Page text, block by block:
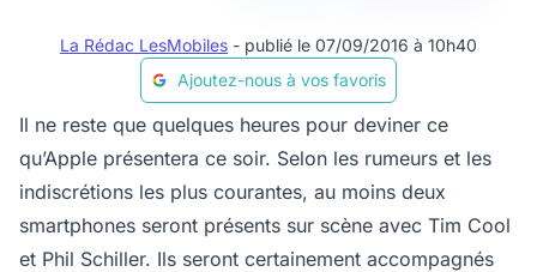
La Rédac LesMobiles - publié le 07/09/2016 à 10h40
Ajoutez-nous à vos favoris
Il ne reste que quelques heures pour deviner ce
qu’Apple présentera ce soir. Selon les rumeurs et les
indiscrétions les plus courantes, au moins deux
smartphones seront présents sur scène avec Tim Cool
et Phil Schiller. Ils seront certainement accompagnés